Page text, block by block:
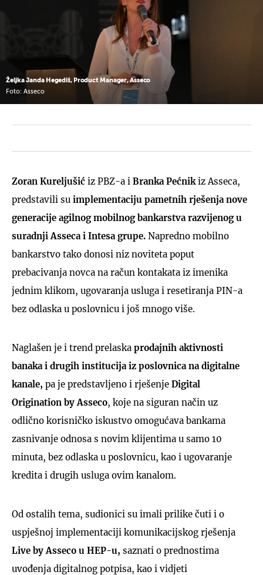
Željka Janda Hegediš, Product Manager, Asseco
Foto: Asseco
Zoran Kureljušić iz PBZ-a i Branka Pećnikiz Asseca,
predstavili su implementaciju pametnih rješenja nove
generacije agilnog mobilnog bankarstva razvijenog u
suradnji Asseca i Intesa grupe. Napredno mobilno
bankarstvo tako donosi niz noviteta poput
prebacivanja novca na račun kontakata iz imenika
jednim klikom, ugovaranja usluga i resetiranja PIN-a
bez odlaska u poslovnicu i još mnogo više.
Naglašen je i trend prelaska prodajnih aktivnosti
banaka i drugih institucija iz poslovnica na digitalne
kanale, pa je predstavljeno i rješenje Digital
Origination by Asseco, koje na siguran način uz
odlično korisničko iskustvo omogućava bankama
zasnivanje odnosa s novim klijentima u samo 10
minuta, bez odlaska u poslovnicu, kao i ugovaranje
kredita i drugih usluga ovim kanalom.
Od ostalih tema, sudionici su imali prilike čuti i o
uspješnoj implementaciji komunikacijskog rješenja
Live by Asseco u HEP-u, saznati o prednostima
uvođenja digitalnog potpisa, kao i vidjeti